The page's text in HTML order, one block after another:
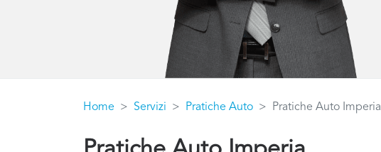
Home Servizi Pratiche Auto Pratiche Auto Imperia